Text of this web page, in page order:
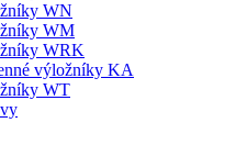
WN
WM
WRK
výložníky KA
WT